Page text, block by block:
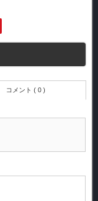
コメント ( 0 )